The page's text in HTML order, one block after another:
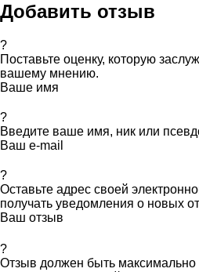
Добавить отзыв
?
Поставьте оценку, которую
вашему мнению.
Ваше имя
?
Введите ваше имя, ник или
Ваш e-mail
?
Оставьте адрес своей
получать уведомления о новых
Ваш отзыв
?
Отзыв должен быть